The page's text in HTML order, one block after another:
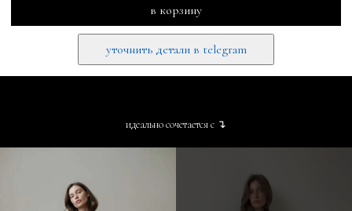
в корзину
уточнить детали в telegram
идеально сочетается с ↴